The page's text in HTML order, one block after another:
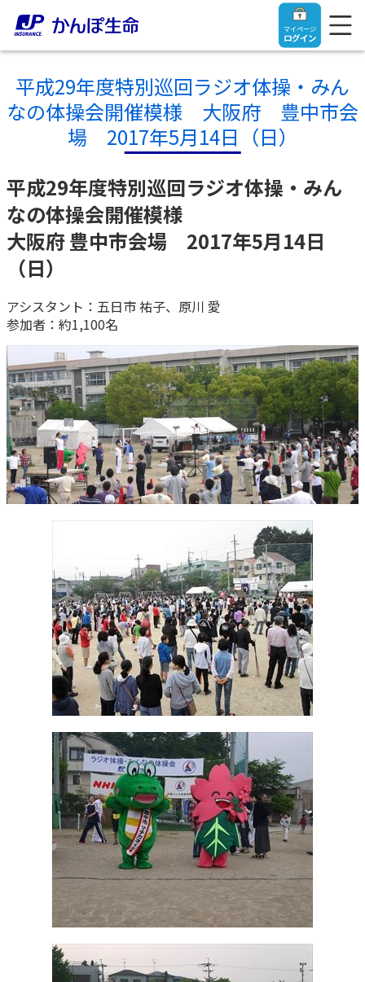
マイページ
ログイン
トップ
ご契約者さま
ご契約者さま
入院保険金・手術保険金のご請求
お手続き一覧
きっかけ・できごとから探す
マイページでできること
新規登録
ログイン
ご契約内容の確認
お客さまに関する情報等の確認の取り組み
各種サービス・お知らせ
かんぽプラチナライフサービス
ご契約のしおり・約款（Web約款）
保険用語集
保険をご検討中のお客さま
終身保険
養老保険
定期保険
学資保険
長寿支援保険
お見積りシミュレーション
保険の探し方のポイント
保険かんたん診断
これからのライフイベントでかかる費用とは？
ご契約手続きの流れ
保険料のお払込方法
保険用語集
お問い合わせ
【まずはご相談ください】企業経営でお悩みの方はこ
ちら
法人のお客さま向け商品一覧
目的から探す
お役立ち情報
かんぽ生命の団体取扱い
法人向け資料請求
お問い合わせ先
お役立ち情報
かんぽのLifeサポートナビ
医療
お金
子育て
ライフプラン
健康情報
かんぽアプリ～かんぽの健康と安心を手のひらに～
すこやか健康ラボ
かんぽ生命について
かんぽ生命について
経営理念・経営戦略
会社概要
財務情報
株主・投資家のみなさまへ
日本郵政グループとしての取り組み
採用情報
かんぽブランド
かんぽ生命のサステナビリティ
よくあるご質問
お問い合わせ
株主・投資家のみなさまへ
採用情報
平成29年度特別巡回ラジオ体操・みん
なの体操会開催模様 大阪府 豊中市会
場 2017年5月14日（日）
平成29年度特別巡回ラジオ体操・みん
なの体操会開催模様
大阪府 豊中市会場 2017年5月14日
（日）
アシスタント：五日市 祐子、原川 愛
参加者：約1,100名